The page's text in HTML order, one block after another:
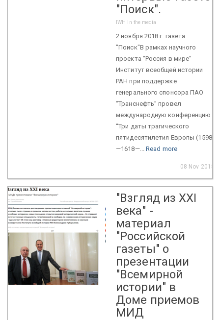
"Поиск".
IWH in the media
2 ноября 2018 г. газета
"Поиск"В рамках научного
проекта “Россия в мире”
Институт всеобщей истории
РАН при поддержке
генерального спонсора ПАО
“Транснефть” провел
международную конференцию
“Три даты трагического
пятидесятилетия Европы (1598
—1618—... Read more
08 Nov 2018
"Взгляд из XXI
века" -
материал
"Российской
газеты" о
презентации
"Всемирной
истории" в
Доме приемов
МИД